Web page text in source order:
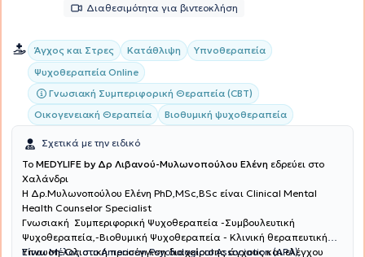
Διαθεσιμότητα για βιντεοκλήση
Άγχος και Στρες Κατάθλιψη
Υπνοθεραπεία
Ψυχοθεραπεία Online
Γνωσιακή Συμπεριφορική Θεραπεία (CBT)
Οικογενειακή Θεραπεία
Βιοθυμική ψυχοθεραπεία
Σχετικά με την ειδικό
To MEDYLIFE by Δρ Λιβανού-Μυλωνοπούλου Ελένη εδρεύει στο
Χαλάνδρι
H Δρ.Μυλωνοπούλου Ελένη PhD,MSc,BSc είναι Clinical Mental
Health Counselor Specialist
Γνωσιακή Συμπεριφορική Ψυχοθεραπεία -Συμβουλευτική
Ψυχοθεραπεία,-Βιοθυμική Ψυχοθεραπεία - Κλινική θεραπευτική
Ύπνωση-Ολιστική προσέγγιση διαχείρισης άγχους και ελέγχου
Είναι Μέλος στο American Psychological Association (APA),